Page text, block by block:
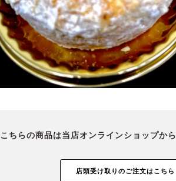
こちらの商品は当店オンラインショップから
店頭受け取りのご注文はこちら